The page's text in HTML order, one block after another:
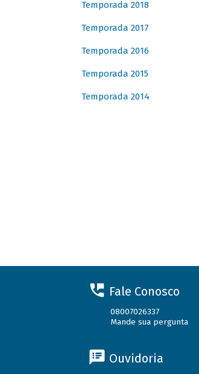
Temporada 2018
Temporada 2017
Temporada 2016
Temporada 2015
Temporada 2014
Fale Conosco
08007026337
Mande sua pergunta
Ouvidoria